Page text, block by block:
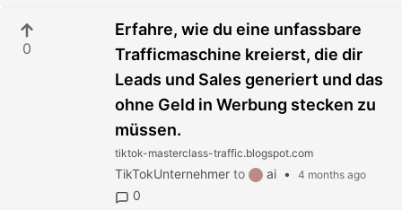
0
Erfahre, wie du eine unfassbare
Trafficmaschine kreierst, die dir
Leads und Sales generiert und das
ohne Geld in Werbung stecken zu
müssen.
tiktok-masterclass-traffic.blogspot.com
TikTokUnternehmer to ai • 4 months ago
0